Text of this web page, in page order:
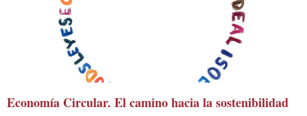
Economía Circular. El camino hacia la sostenibilidad